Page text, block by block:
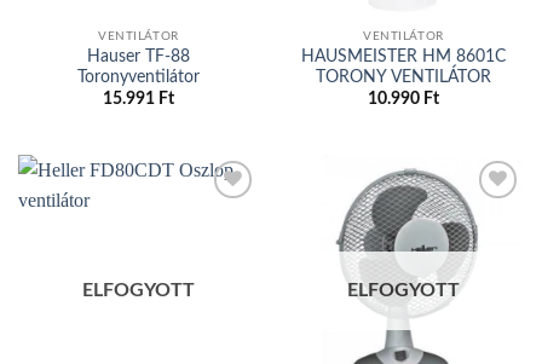
VENTILÁTOR
Hauser TF-88
Toronyventilátor
15.991 Ft
VENTILÁTOR
HAUSMEISTER HM 8601C
TORONY VENTILÁTOR
10.990 Ft
ELFOGYOTT
Add to
wishlist
ELFOGYOTT